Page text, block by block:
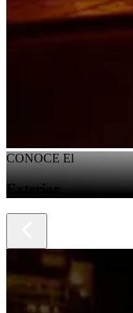
CONOCE El
Exterior